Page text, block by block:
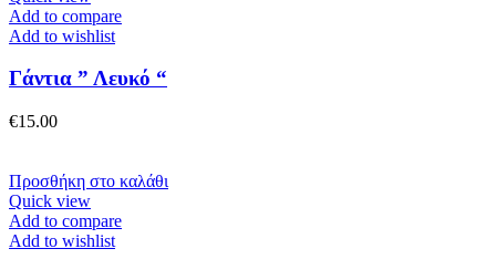
Add to compare
Add to wishlist
Γάντια ” Λευκό “
€15.00
Προσθήκη στο καλάθι
Quick view
Add to compare
Add to wishlist